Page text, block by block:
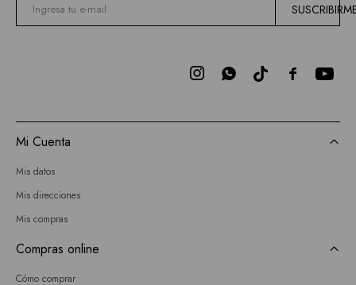

 
Mi Cuenta
Mis datos
Mis direcciones
Mis compras
Compras online
Cómo comprar